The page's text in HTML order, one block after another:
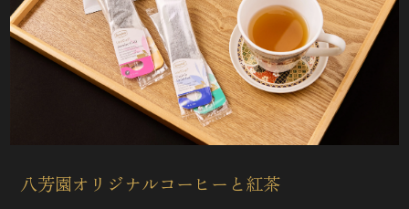
八芳園オリジナルコーヒーと紅茶